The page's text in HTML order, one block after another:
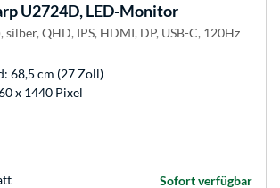
U2724D, LED-Monitor
silber, QHD, IPS, HDMI, DP, USB-C, 120Hz
68,5 cm (27 Zoll)
x 1440 Pixel
Sofort verfügbar